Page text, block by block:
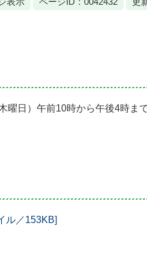
曜日）午前10時から午後4時ま
ル／153KB]